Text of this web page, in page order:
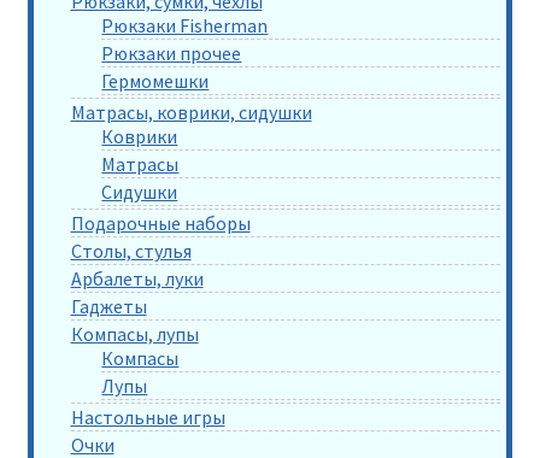
Рюкзаки Fisherman
Рюкзаки прочее
Гермомешки
Матрасы, коврики, сидушки
Коврики
Матрасы
Сидушки
Подарочные наборы
Столы, стулья
Арбалеты, луки
Гаджеты
Компасы, лупы
Компасы
Лупы
Настольные игры
Очки